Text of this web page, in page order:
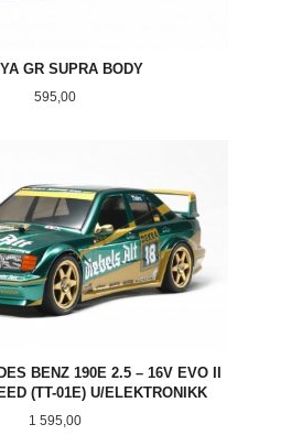
GR SUPRA BODY
Pris
595,00
BENZ 190E 2.5 – 16V EVO II
(TT-01E) U/ELEKTRONIKK
Pris
1 595,00